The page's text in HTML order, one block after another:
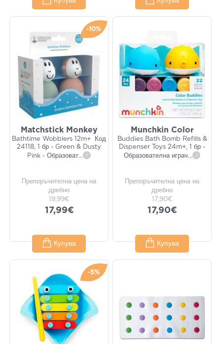
-10%
Matchstick Monkey
Bathtime Wobblers 12m+ Код
24118, 1 бр - Green & Dusty
Pink - Образоват... i
Препоръчителна цена на
дребно
19,99€
17,99€
Купува
Munchkin Color
Buddies Bath Bomb Refills &
Dispenser Toys 24m+, 1 бр -
Образователна играч... i
Препоръчителна цена на
дребно
17,90€
17,90€
Купува
-5%